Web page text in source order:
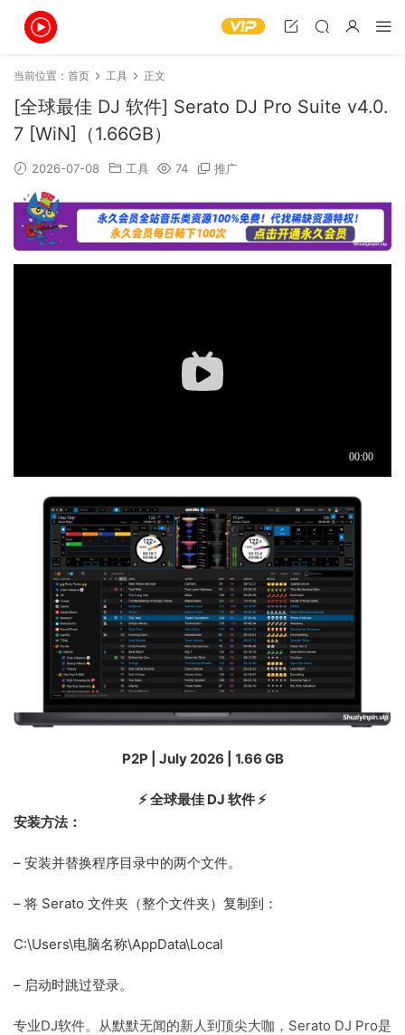
当前位置： 首页 工具 正文
[全球最佳 DJ 软件] Serato DJ Pro Suite v4.0.
7 [WiN]（1.66GB）
2026-07-08 工具 74 推广
P2P | July 2026 | 1.66 GB
⚡ 全球最佳 DJ 软件 ⚡
安装方法：
– 安装并替换程序目录中的两个文件。
– 将 Serato 文件夹（整个文件夹）复制到：
C:\Users\电脑名称\AppData\Local
– 启动时跳过登录。
专业DJ软件。从默默无闻的新人到顶尖大咖，Serato DJ Pro是